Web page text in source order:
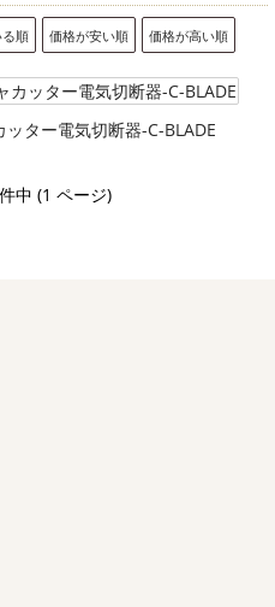
順 価格が安い順 価格が高い順
ター電気切断器-C-BLADE
中 (1 ページ)